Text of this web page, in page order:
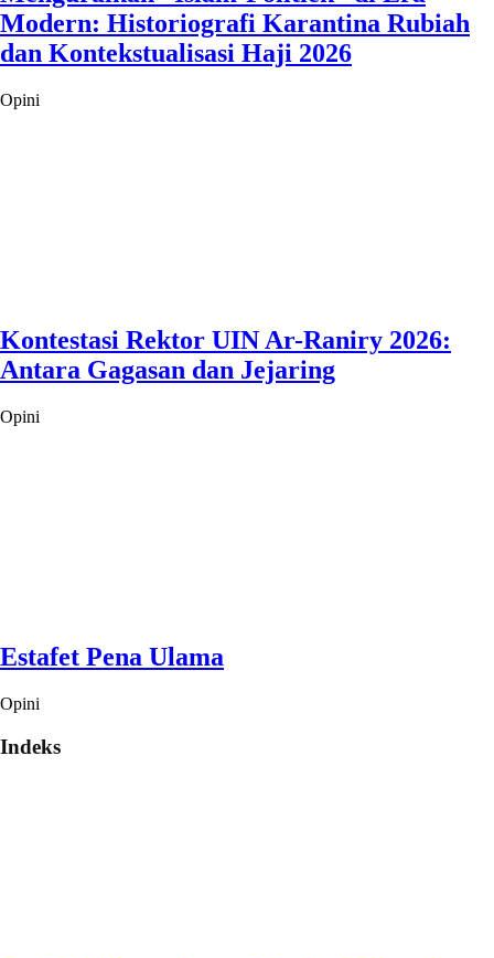
Modern: Historiografi Karantina Rubiah
dan Kontekstualisasi Haji 2026
Opini
Kontestasi Rektor UIN Ar-Raniry 2026:
Antara Gagasan dan Jejaring
Opini
Estafet Pena Ulama
Opini
Indeks